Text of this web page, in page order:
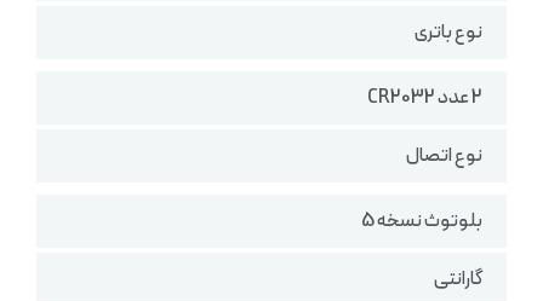
نوع باتری
2 عدد CR2032
نوع اتصال
بلوتوث نسخه 5
گارانتی